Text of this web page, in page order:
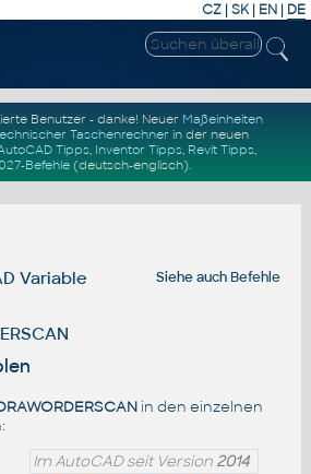
CZ | SK| EN | DE
Benutzer - danke! Neuer Maßeinheiten
Taschenrechner in der neuen
Tipps, Inventor Tipps, Revit Tipps,
Befehle (deutsch-englisch).
Siehe auchBefehle
Variable
in den einzelnen
Im AutoCAD seit Version 2014